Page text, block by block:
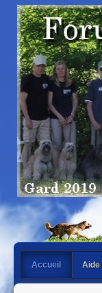
Accueil Aide